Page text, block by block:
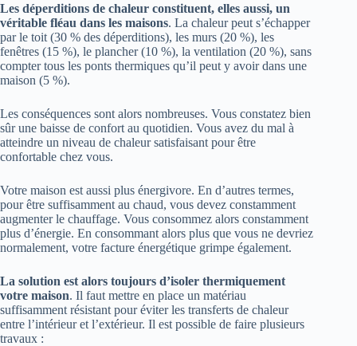
Les déperditions de chaleur constituent, elles aussi, un
véritable fléau dans les maisons. La chaleur peut s’échapper
par le toit (30 % des déperditions), les murs (20 %), les
fenêtres (15 %), le plancher (10 %), la ventilation (20 %), sans
compter tous les ponts thermiques qu’il peut y avoir dans une
maison (5 %).
Les conséquences sont alors nombreuses. Vous constatez bien
sûr une baisse de confort au quotidien. Vous avez du mal à
atteindre un niveau de chaleur satisfaisant pour être
confortable chez vous.
Votre maison est aussi plus énergivore. En d’autres termes,
pour être suffisamment au chaud, vous devez constamment
augmenter le chauffage. Vous consommez alors constamment
plus d’énergie. En consommant alors plus que vous ne devriez
normalement, votre facture énergétique grimpe également.
La solution est alors toujours d’isoler thermiquement
votre maison. Il faut mettre en place un matériau
suffisamment résistant pour éviter les transferts de chaleur
entre l’intérieur et l’extérieur. Il est possible de faire plusieurs
travaux :